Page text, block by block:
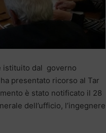
istituito dal governo
ha presentato ricorso al Tar
è stato notificato il 28
dell’ufficio, l’ingegnere